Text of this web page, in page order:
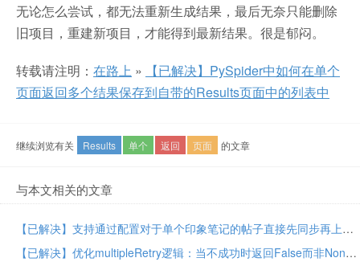
无论怎么尝试，都无法重新生成结果，最后无奈只能删除
旧项目，重建新项目，才能得到最新结果。 很是郁闷。
转载请注明： 在路上 »
【已解决】PySpider中如何在单个
页面返回多个结果保存到自带的Results页面中的列表中
继续浏览有关 Results 单个 返回 页面 的文章
与本文相关的文章
【已解决】支持通过配置对于单个印象笔记的帖子直接先同步再上传到WordPress
【已解决】优化multipleRetry逻辑：当不成功时返回False而非None